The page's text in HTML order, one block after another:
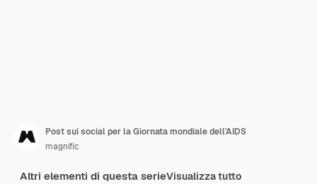
Post sui social per la Giornata mondiale dell'AIDS
magnific
Altri elementi di questa serieVisualizza tutto